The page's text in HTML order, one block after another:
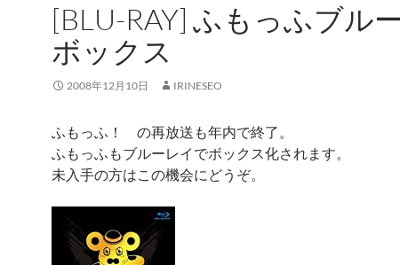
[BLU-RAY] ふもっふブル
ボックス
2008年12月10日 IRINESEO
ふもっふ！ の再放送も年内で終了。
ふもっふもブルーレイでボックス化されます。
未入手の方はこの機会にどうぞ。